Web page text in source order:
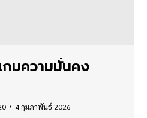
กมความมั่นคง
4 กุมภาพันธ์ 2026